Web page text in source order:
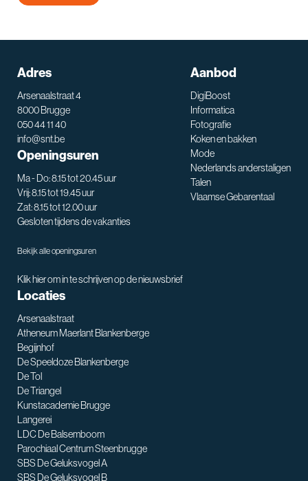
Adres
Arsenaalstraat 4
8000 Brugge
050 44 11 40
info@snt.be
Openingsuren
Ma - Do: 8.15 tot 20.45 uur
Vrij: 8.15 tot 19.45 uur
Zat: 8.15 tot 12.00 uur
Gesloten tijdens de vakanties
Bekijk alle openingsuren
Klik hier om in te schrijven op de nieuwsbrief
Aanbod
DigiBoost
Informatica
Fotografie
Koken en bakken
Mode
Nederlands anderstaligen
Talen
Vlaamse Gebarentaal
Locaties
Arsenaalstraat
Atheneum Maerlant Blankenberge
Begijnhof
De Speeldoze Blankenberge
De Tol
De Triangel
Kunstacademie Brugge
Langerei
LDC De Balsemboom
Parochiaal Centrum Steenbrugge
SBS De Geluksvogel A
SBS De Geluksvogel B
SNT assistent
Waarmee kan ik je helpen?